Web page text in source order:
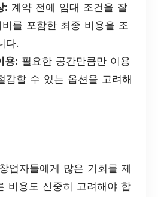
: 계약 전에 임대 조건을 잘
를 포함한 최종 비용을 조
다.
용: 필요한 공간만큼만 이용
감할 수 있는 옵션을 고려해
업자들에게 많은 기회를 제
비용도 신중히 고려해야 합